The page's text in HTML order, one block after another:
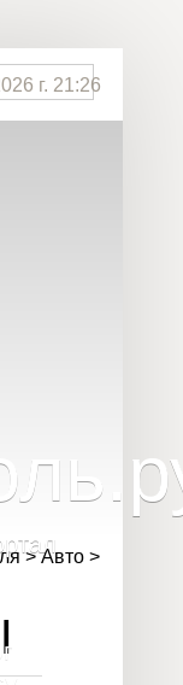
г. 21:26
> Авто >